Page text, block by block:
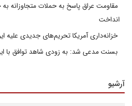
مقاومت عراق پاسخ به حملات متجاوزانه
انداخت
خزانه‌داری آمریکا تحریم‌های جدیدی علیه
بسنت مدعی شد: به زودی شاهد توافق با
آرشیو